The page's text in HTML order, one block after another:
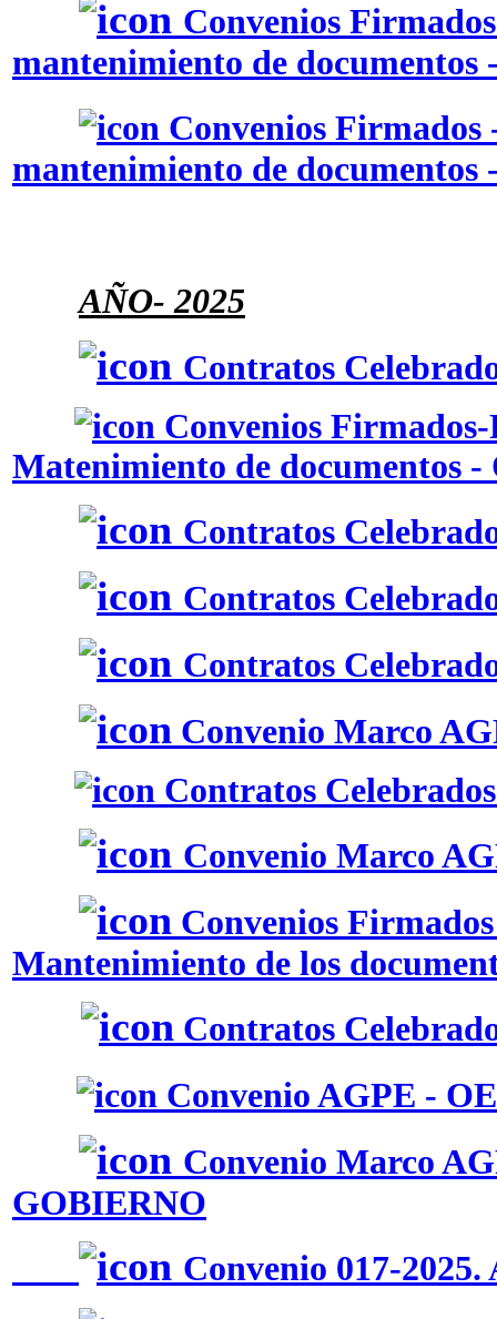
Convenios
mantenimiento de documentos
Convenios Firmados
mantenimiento de documentos
AÑO- 2025
Contratos
Convenios
Matenimiento de documentos -
Contratos
Contratos
Contratos
Convenio Marco
Contratos
Convenio Marco
Convenios
Mantenimiento de los
Contratos
Convenio AGPE -
Convenio Marco
GOBIERNO
Convenio 017-